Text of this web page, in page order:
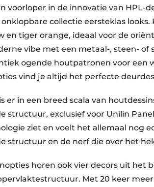
voorloper in de innovatie van HPL-
collectie eersteklas
en tiger orange, ideaal voor de
vibe met een metaal-, steen- of
ogende houtpatronen voor een
vind je altijd het perfecte
er in een breed scala van
structuur, exclusief voor Unilin
ziet en voelt het allemaal nog
structuur en de nerf die over het
horen ook vier decors uit het
Met 20 keer